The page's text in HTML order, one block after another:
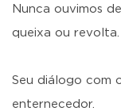
Nunca ouvimos
queixa ou revolta.
Seu diálogo com
enternecedor.